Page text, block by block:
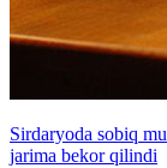
Sirdaryoda sobiq
jarima bekor qilindi